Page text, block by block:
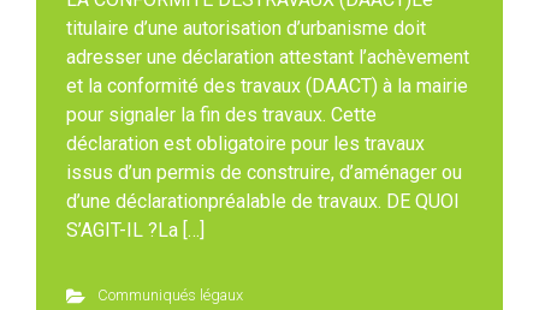
titulaire d’une autorisation d’urbanisme doit
adresser une déclaration attestant l’achèvement
et la conformité des travaux (DAACT) à la mairie
pour signaler la fin des travaux. Cette
déclaration est obligatoire pour les travaux
issus d’un permis de construire, d’aménager ou
d’une déclarationpréalable de travaux. DE QUOI
S’AGIT-IL ?La […]
Communiqués légaux